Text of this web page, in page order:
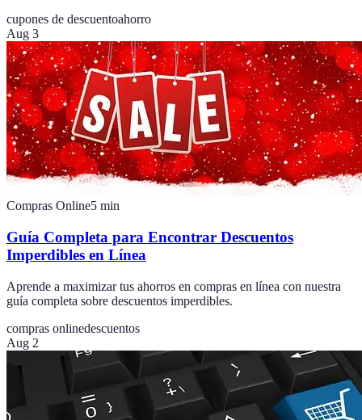
cupones de descuentoahorro
Aug 3
Compras Online5 min
Guía Completa para Encontrar Descuentos
Imperdibles en Línea
Aprende a maximizar tus ahorros en compras en línea con nuestra
guía completa sobre descuentos imperdibles.
compras onlinedescuentos
Aug 2